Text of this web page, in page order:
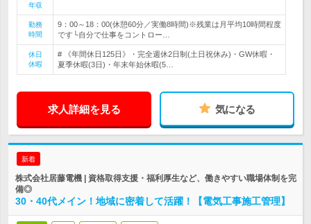
年収
勤務
時間
9：00～18：00(休憩60分／実働8時間)※残業は月平均10時間程度
です└自分で仕事をコントロー…
休日
休暇
# 《年間休日125日》・完全週休2日制(土日祝休み)・GW休暇・
夏季休暇(3日)・年末年始休暇(5…
求人詳細を見る 気になる
新着
株式会社居藤電機 | 資格取得支援・福利厚生など、働きやすい職場体制を完
備◎
30・40代メイン！地域に密着して活躍！【電気工事施工管理】